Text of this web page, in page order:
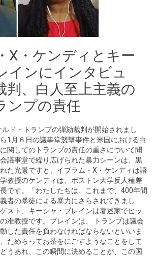
X・ケンディとキー
インにインタビュ
判、白人至上主義の
ンプの責任
ド・トランプの弾劾裁判が開始されまし
1月６日の議事堂襲撃事件と米国における白
関してのトランプの責任の重さについて聞
議事堂で繰り広げられた暴力シーンは、黒
た光景ですと、イブラム・X・ケンディは語
教授のケンディは、ボストン大学反人種差
です。「わたしたちは、これまで、400年間
者の暴徒による暴力にさらされてきまし
スト、キーシャ・ブレインは著述家でピッ
准教授です。ブレインは、 トランプは議会
した責任を負わなければならないといいま
ためらってお茶をにごすようなことをして
うあれ、この瞬間に決めることが、この国